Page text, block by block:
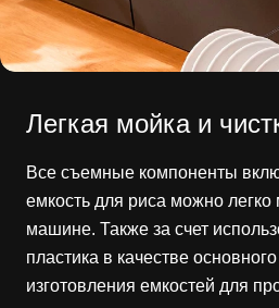
Легкая мойка и
Все съемные компоненты
емкость для риса можно
машине. Также за счет
пластика в качестве
изготовления емкостей для